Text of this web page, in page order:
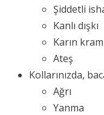
Şiddetli
Kanlı dışkı
Karın
Ateş
Kollarınızda,
Ağrı
Yanma